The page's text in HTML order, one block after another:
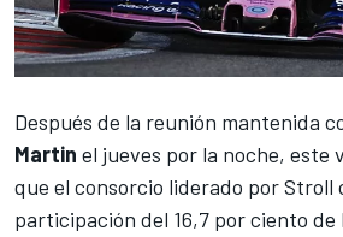
Después de la reunión mantenida
Martin el jueves por la noche, este
que el consorcio liderado por Stroll
participación del 16,7 por ciento de